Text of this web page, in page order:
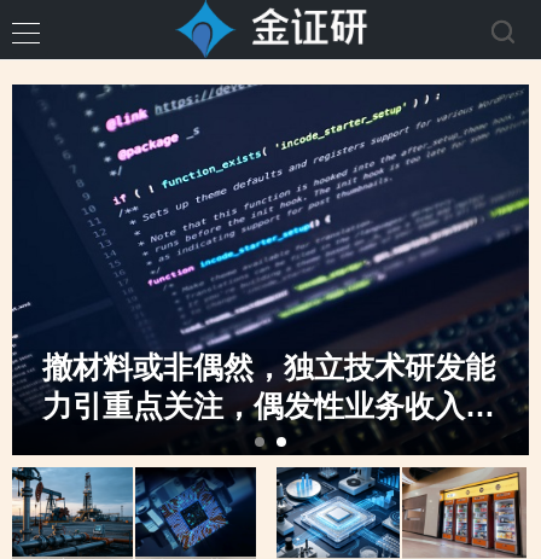
撤材料或非偶然，独立技术研发能
力引重点关注，偶发性业务收入骤
升，创业板定位之监管“不动摇”